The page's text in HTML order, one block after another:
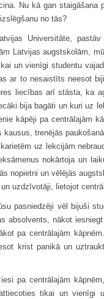
Nu kā gan staigāšana
no tās?
Universitāte,
Latvijas augstskolām,
un vienīgi studentu
ar to nesaistīts neesot
liecības arī stāsta, ka
bija bagāti un kuri uz
kāpēji pa centrālajām
kausus, trenējās
uz lekcijām
nokārtoja un
nopietni un vēlējās
uzdzīvotāji, lietojot
pasniedzēji vēl bijuši
absolvents, nākot
pa centrālajām
krist panikā un
iesi pa centrālajām
tikai un vienīgi